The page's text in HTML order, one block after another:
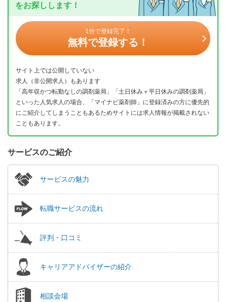
をお探しします！
1分で登録完了！
無料で登録する！
サイト上では公開していない
求人（非公開求人）もあります
「高年収かつ転勤なしの調剤薬局」「土日休み＋平日休みの調剤薬局」
といった人気求人の場合、「マイナビ薬剤師」に登録済みの方に優先的
にご紹介してしまうこともあるためサイトには求人情報が掲載されない
こともあります。
サービスのご紹介
サービスの魅力
転職サービスの流れ
評判・口コミ
キャリアアドバイザーの紹介
相談会場